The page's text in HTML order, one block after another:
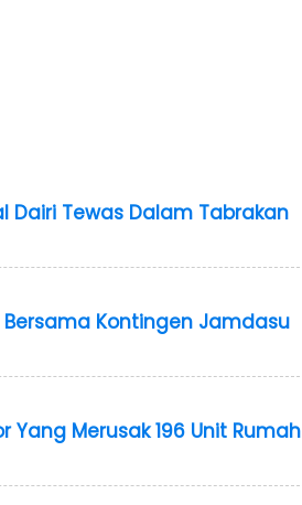
Dairi Tewas Dalam Tabrakan
Kontingen Jamdasu
Yang Merusak 196 Unit Rumah